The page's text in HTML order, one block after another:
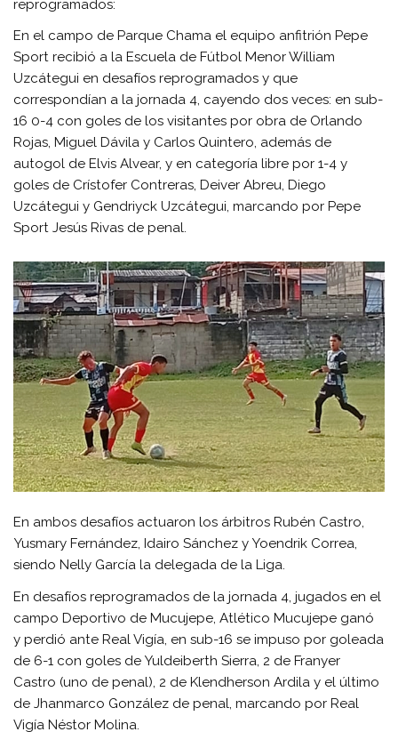
reprogramados:
En el campo de Parque Chama el equipo anfitrión Pepe
Sport recibió a la Escuela de Fútbol Menor William
Uzcátegui en desafíos reprogramados y que
correspondían a la jornada 4, cayendo dos veces: en sub-
16 0-4 con goles de los visitantes por obra de Orlando
Rojas, Miguel Dávila y Carlos Quintero, además de
autogol de Elvis Alvear, y en categoría libre por 1-4 y
goles de Crístofer Contreras, Deiver Abreu, Diego
Uzcátegui y Gendriyck Uzcátegui, marcando por Pepe
Sport Jesús Rivas de penal.
En ambos desafíos actuaron los árbitros Rubén Castro,
Yusmary Fernández, Idairo Sánchez y Yoendrik Correa,
siendo Nelly García la delegada de la Liga.
En desafíos reprogramados de la jornada 4, jugados en el
campo Deportivo de Mucujepe, Atlético Mucujepe ganó
y perdió ante Real Vigía, en sub-16 se impuso por goleada
de 6-1 con goles de Yuldeiberth Sierra, 2 de Franyer
Castro (uno de penal), 2 de Klendherson Ardila y el último
de Jhanmarco González de penal, marcando por Real
Vigía Néstor Molina.